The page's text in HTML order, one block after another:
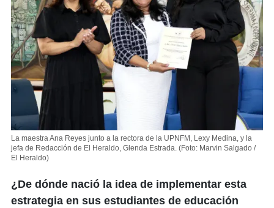
La maestra Ana Reyes junto a la rectora de la UPNFM, Lexy Medina, y la
jefa de Redacción de El Heraldo, Glenda Estrada. (Foto: Marvin Salgado /
El Heraldo)
¿De dónde nació la idea de implementar esta
estrategia en sus estudiantes de educación